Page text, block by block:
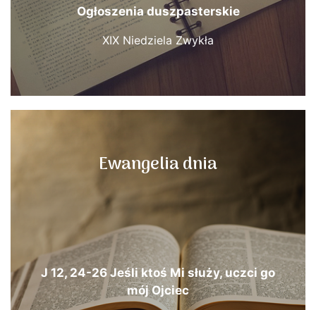
Ogłoszenia duszpasterskie
XIX Niedziela Zwykła
Ewangelia dnia
J 12, 24-26 Jeśli ktoś Mi służy, uczci go
mój Ojciec